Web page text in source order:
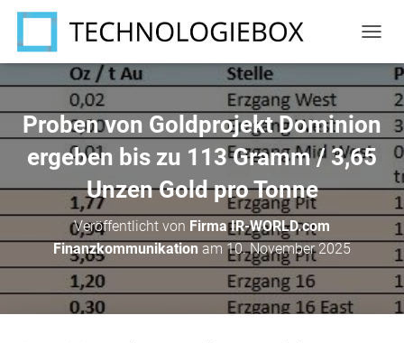
A
G
A
T
I
U
C
Proben von Goldprojekt Dominion
ergeben bis zu 113 Gramm / 3,65
Unzen Gold pro Tonne
Veröffentlicht von Firma IR-WORLD.com
Finanzkommunikation am 10. November 2025